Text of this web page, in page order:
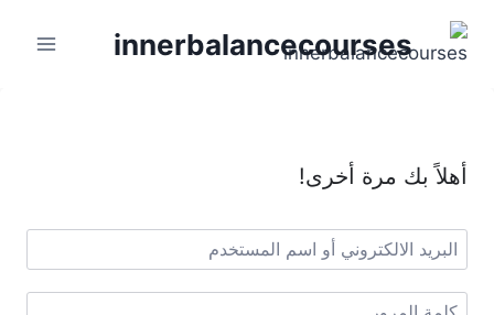
innerbalancecourses
أهلاً بك مرة أخرى!